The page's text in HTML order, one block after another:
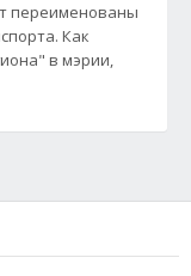
переименованы
Как
в мэрии,